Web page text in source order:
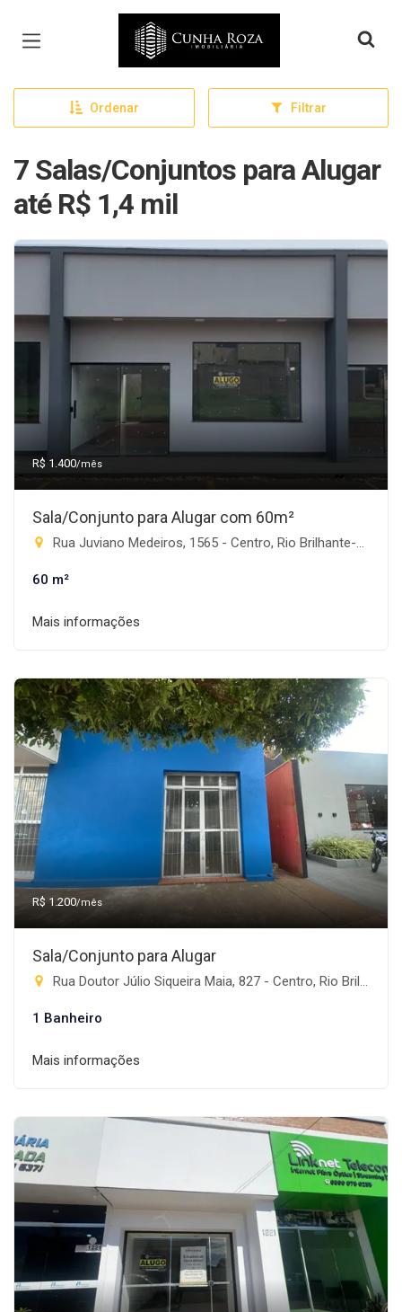
Página inicial
Ordenar Filtrar
7 Salas/Conjuntos para Alugar
até R$ 1,4 mil
R$ 1.400/mês
Sala/Conjunto para Alugar com 60m²
Rua Juviano Medeiros, 1565 - Centro, Rio Brilhante-MS
60 m²
Mais informações
R$ 1.200/mês
Sala/Conjunto para Alugar
Rua Doutor Júlio Siqueira Maia, 827 - Centro, Rio Brilhante-MS
1 Banheiro
Mais informações